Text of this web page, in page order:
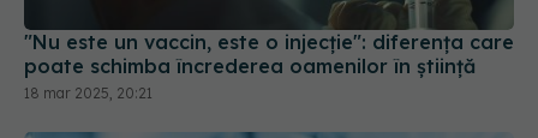
"Nu este un vaccin, este o injecție": diferența care
poate schimba încrederea oamenilor în știință
18 mar 2025, 20:21